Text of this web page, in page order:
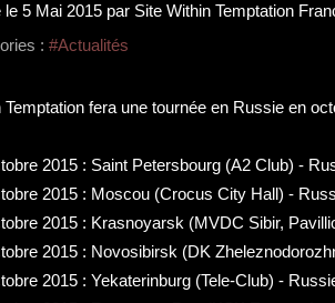
le 5 Mai 2015 par Site Within Temptation
: #Actualités
Temptation fera une tournée en Russie en
2015 : Saint Petersbourg (A2 Club) -
2015 : Moscou (Crocus City Hall) -
2015 : Krasnoyarsk (MVDC Sibir,
2015 : Novosibirsk (DK
2015 : Yekaterinburg (Tele-Club) -